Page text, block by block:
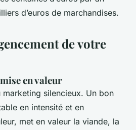
d’euros de marchandises.
de votre
en valeur
marketing silencieux. Un bon
en intensité et en
met en valeur la viande, la